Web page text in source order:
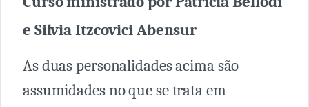
e Silvia Itzcovici Abensur
As duas personalidades acima são
assumidades no que se trata em